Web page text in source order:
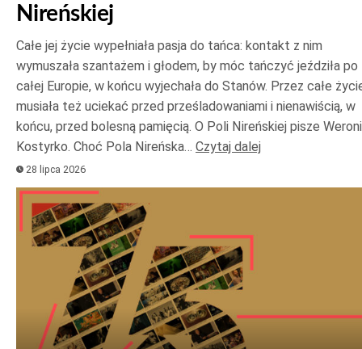
Nireńskiej
Całe jej życie wypełniała pasja do tańca: kontakt z nim
wymuszała szantażem i głodem, by móc tańczyć jeździła po
całej Europie, w końcu wyjechała do Stanów. Przez całe
musiała też uciekać przed prześladowaniami i nienawiścią, w
końcu, przed bolesną pamięcią. O Poli Nireńskiej pisze
Kostyrko. Choć Pola Nireńska… Czytaj dalej
28 lipca 2026